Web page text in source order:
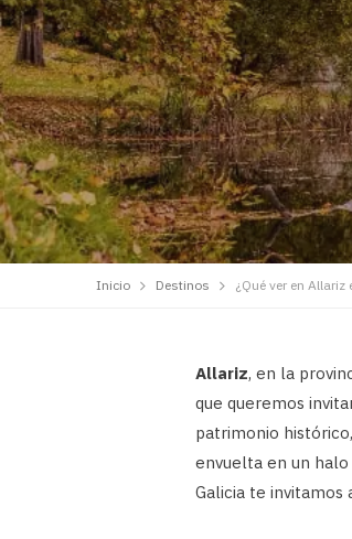
Inicio Destinos ¿Qué ver en Allariz
Allariz, en la
que queremos
patrimonio
envuelta en un
Galicia te invitamos